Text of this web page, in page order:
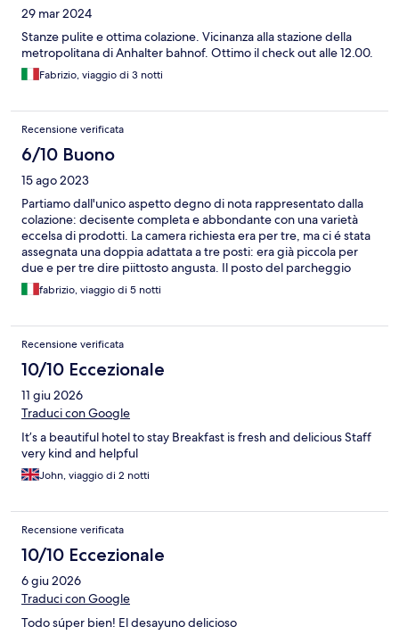
29 mar 2024
Stanze pulite e ottima colazione. Vicinanza alla stazione della
metropolitana di Anhalter bahnof. Ottimo il check out alle 12.00.
Fabrizio, viaggio di 3 notti
Recensione verificata
6/10 Buono
15 ago 2023
Partiamo dall'unico aspetto degno di nota rappresentato dalla
colazione: decisente completa e abbondante con una varietà
eccelsa di prodotti. La camera richiesta era per tre, ma ci é stata
assegnata una doppia adattata a tre posti: era già piccola per
due e per tre dire piittosto angusta. Il posto del parcheggio
decisamente inappropriato considerando che a soli 300 mt. si
trovavano parcheggi liberi senza pagare. Asente il controllo
fabrizio, viaggio di 5 notti
Recensione verificata
10/10 Eccezionale
11 giu 2026
Traduci con Google
It’s a beautiful hotel to stay Breakfast is fresh and delicious Staff
very kind and helpful
John, viaggio di 2 notti
Recensione verificata
10/10 Eccezionale
6 giu 2026
Traduci con Google
Todo súper bien! El desayuno delicioso